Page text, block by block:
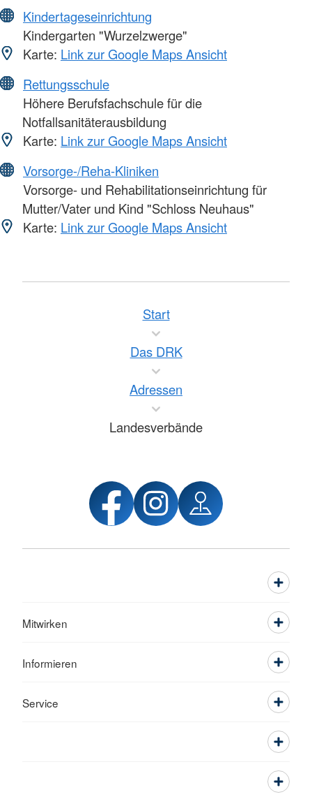
Kindertageseinrichtung
Kindergarten "Wurzelzwerge"
Karte: Link zur Google Maps Ansicht
Rettungsschule
Höhere Berufsfachschule für die
Notfallsanitäterausbildung
Karte: Link zur Google Maps Ansicht
Vorsorge-/Reha-Kliniken
Vorsorge- und Rehabilitationseinrichtung für
Mutter/Vater und Kind "Schloss Neuhaus"
Karte: Link zur Google Maps Ansicht
Start
Das DRK
Adressen
Landesverbände
Mitwirken
Informieren
Service